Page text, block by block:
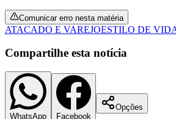
Comunicar erro nesta matéria
ATACADO E VAREJOESTILO DE
Compartilhe esta notícia
WhatsApp Facebook
Opções